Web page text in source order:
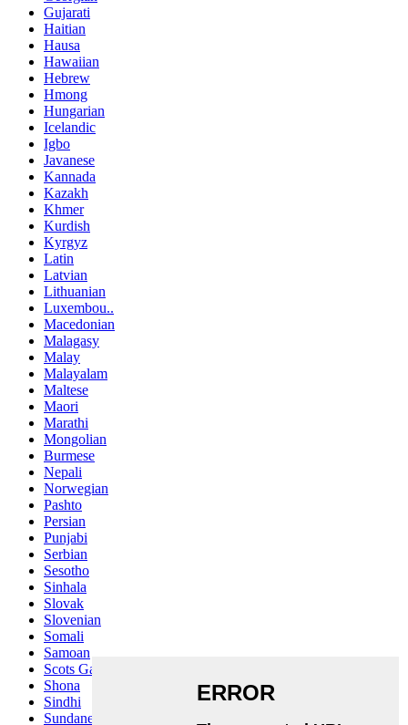
Gujarati
Haitian
Hausa
Hawaiian
Hebrew
Hmong
Hungarian
Icelandic
Igbo
Javanese
Kannada
Kazakh
Khmer
Kurdish
Kyrgyz
Latin
Latvian
Lithuanian
Luxembou..
Macedonian
Malagasy
Malay
Malayalam
Maltese
Maori
Marathi
Mongolian
Burmese
Nepali
Norwegian
Pashto
Persian
Punjabi
Serbian
Sesotho
Sinhala
Slovak
Slovenian
Somali
Samoan
Scots Gaelic
Shona
Sindhi
Sundanese